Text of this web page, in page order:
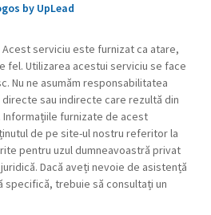
by UpLead
Acest serviciu este furnizat ca atare,
fel. Utilizarea acestui serviciu se face
Nu ne asumăm responsabilitatea
sau indirecte care rezultă din
furnizate de acest
de pe site-ul nostru referitor la
pentru uzul dumneavoastră privat
Dacă aveți nevoie de asistență
specifică, trebuie să consultați un